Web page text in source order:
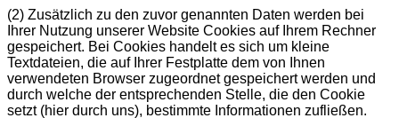
(2) Zusätzlich zu den zuvor genannten Daten werden bei
Ihrer Nutzung unserer Website Cookies auf Ihrem Rechner
gespeichert. Bei Cookies handelt es sich um kleine
Textdateien, die auf Ihrer Festplatte dem von Ihnen
verwendeten Browser zugeordnet gespeichert werden und
durch welche der entsprechenden Stelle, die den Cookie
setzt (hier durch uns), bestimmte Informationen zufließen.